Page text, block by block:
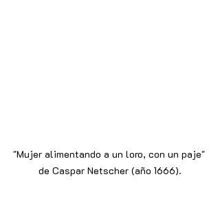
"Mujer alimentando a un loro, con un paje"
de Caspar Netscher (año 1666).